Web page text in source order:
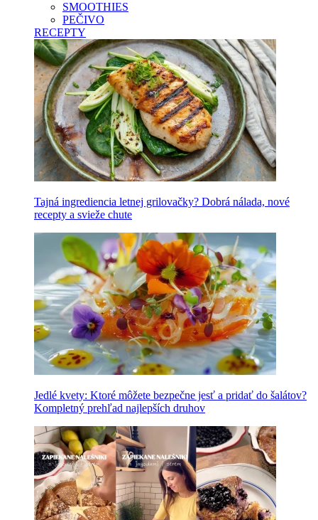
SMOOTHIES
PEČIVO
RECEPTY
Tajná ingrediencia letnej grilovačky? Dobrá nálada, nové
recepty a svieže chute
Jedlé kvety: Ktoré môžete bezpečne jesť a pridať do šalátov?
Kompletný prehľad najlepších druhov